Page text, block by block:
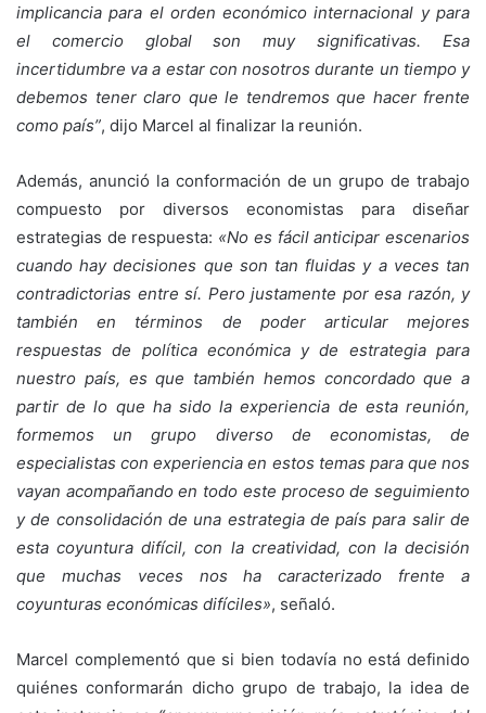
implicancia para el orden económico internacional y para
el comercio global son muy significativas. Esa
incertidumbre va a estar con nosotros durante un tiempo y
debemos tener claro que le tendremos que hacer frente
como país”, dijo Marcel al finalizar la reunión.
Además, anunció la conformación de un grupo de trabajo
compuesto por diversos economistas para diseñar
estrategias de respuesta: «No es fácil anticipar escenarios
cuando hay decisiones que son tan fluidas y a veces tan
contradictorias entre sí. Pero justamente por esa razón, y
también en términos de poder articular mejores
respuestas de política económica y de estrategia para
nuestro país, es que también hemos concordado que a
partir de lo que ha sido la experiencia de esta reunión,
formemos un grupo diverso de economistas, de
especialistas con experiencia en estos temas para que nos
vayan acompañando en todo este proceso de seguimiento
y de consolidación de una estrategia de país para salir de
esta coyuntura difícil, con la creatividad, con la decisión
que muchas veces nos ha caracterizado frente a
coyunturas económicas difíciles», señaló.
Marcel complementó que si bien todavía no está definido
quiénes conformarán dicho grupo de trabajo, la idea de